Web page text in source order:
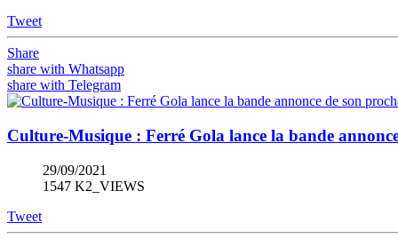
Tweet
Share
share with Whatsapp
share with Telegram
Culture-Musique : Ferré Gola lance la bande
29/09/2021
1547 K2_VIEWS
Tweet